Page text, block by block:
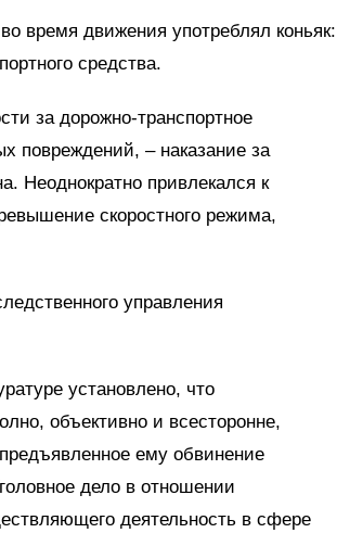
время движения употреблял коньяк:
средства.
за дорожно-транспортное
повреждений, – наказание за
Неоднократно привлекался к
скоростного режима,
управления
установлено, что
объективно и всесторонне,
ему обвинение
дело в отношении
деятельность в сфере